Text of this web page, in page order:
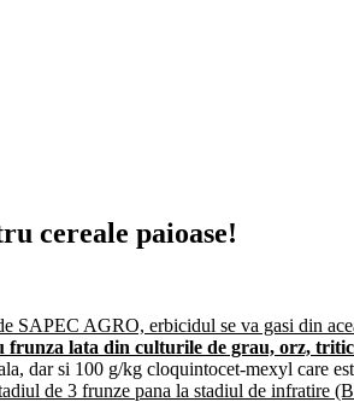
cereale paioase!
SAPEC AGRO, erbicidul se va gasi din
frunza lata din culturile de grau, orz,
si 100 g/kg cloquintocet-mexyl care
de 3 frunze pana la stadiul de infratire